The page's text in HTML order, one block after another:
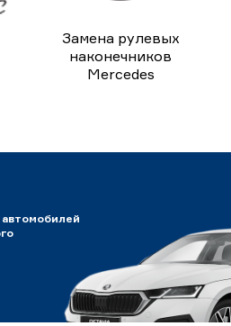
Замена рулевых
наконечников
Mercedes